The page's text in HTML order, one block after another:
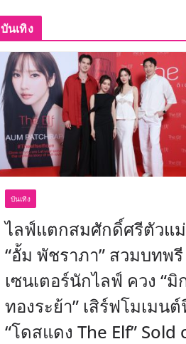
บันเทิง
บันเทิง
ไลฟ์แตกสมศักดิ์ศรีตัวแ
“อั้ม พัชราภา” สวมบทพรี
เซนเตอร์นักไลฟ์ ควง “มิ
ทองระย้า” เสิร์ฟโมเมน
“โดสแดง The Elf” Sold